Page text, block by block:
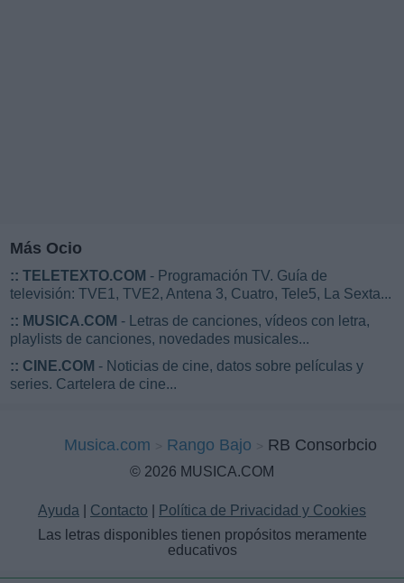
Más Ocio
:: TELETEXTO.COM - Programación TV. Guía de
televisión: TVE1, TVE2, Antena 3, Cuatro, Tele5, La Sexta...
:: MUSICA.COM - Letras de canciones, vídeos con letra,
playlists de canciones, novedades musicales...
:: CINE.COM - Noticias de cine, datos sobre películas y
series. Cartelera de cine...
Musica.com Rango Bajo RB Consorbcio
© 2026 MUSICA.COM
Ayuda Contacto
Política de Privacidad y Cookies
Las letras disponibles tienen propósitos meramente
educativos